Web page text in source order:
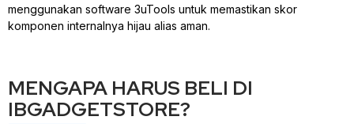
menggunakan software 3uTools untuk memastikan skor
komponen internalnya hijau alias aman.
MENGAPA HARUS BELI DI
IBGADGETSTORE?